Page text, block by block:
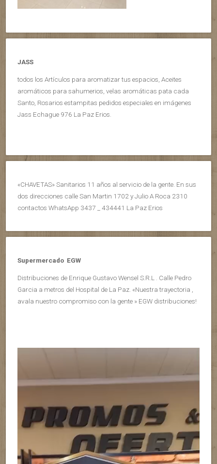
JASS
todos los Artículos para aromatizar tus espacios, Aceites
aromáticos para sahumerios, velas aromáticas pata cada
Santo, Rosarios estampitas pedidos especiales en imágenes
Jass Echague 976 La Paz Erios.
«CHAVETAS» Sanitarios 11 años al servicio de la gente. En sus
dos direcciones calle San Martin 1702 y Julio A Roca 2310
contactos WhatsApp 3437 _ 434441 La Paz Erios
Supermercado EGW
Distribuciones de Enrique Gustavo Wensel S.R.L . Calle Pedro
Garcia a metros del Hospital de La Paz. «Nuestra trayectoria ,
avala nuestro compromiso con la gente » EGW distribuciones!